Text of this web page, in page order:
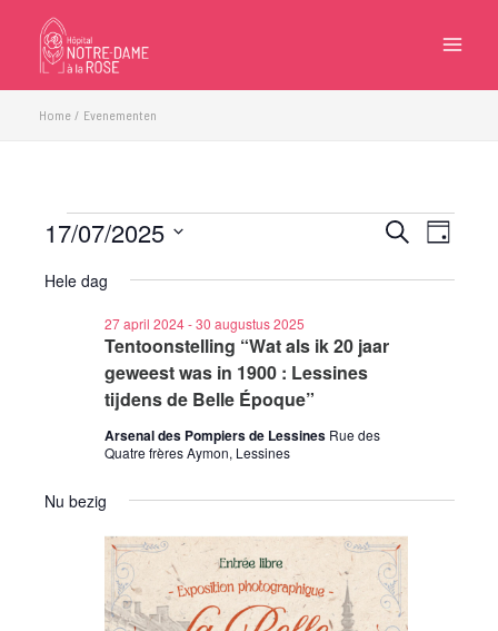
inhoud
Home Evenementen
Evenementen
17
Evenementen
en
Zoeken
navigatie
Dag
17/07/2025
een
Hele dag
Tentoonstelling “Wat als ik 20 jaar
geweest was in 1900 : Lessines
tijdens de Belle Époque”
27 april 2024-30 augustus 2025
Arsenal des Pompiers de Lessines Rue des
Quatre frères Aymon, Lessines
Nu bezig